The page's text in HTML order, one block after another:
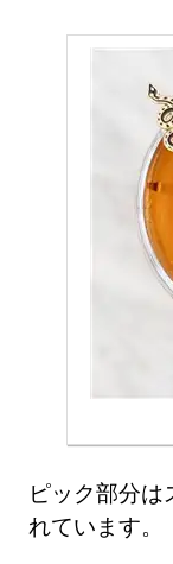
ピック部分は
れています。